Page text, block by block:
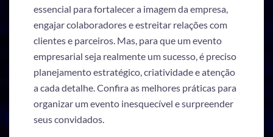
essencial para fortalecer a imagem da empresa,
engajar colaboradores e estreitar relações com
clientes e parceiros. Mas, para que um evento
empresarial seja realmente um sucesso, é preciso
planejamento estratégico, criatividade e atenção
a cada detalhe. Confira as melhores práticas para
organizar um evento inesquecível e surpreender
seus convidados.